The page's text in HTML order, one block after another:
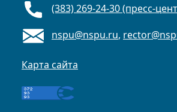
(383) 269-24-30 (пресс-
nspu@nspu.ru,
Карта сайта